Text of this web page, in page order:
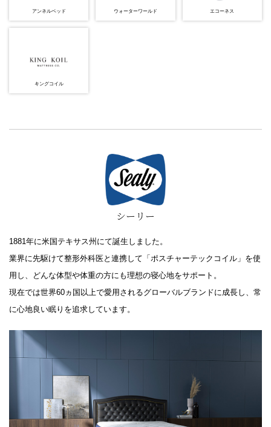
アンネルベッド ウォーターワールド エコーネス
キングコイル
シーリー
1881年に米国テキサス州にて誕生しました。
業界に先駆けて整形外科医と連携して「ポスチャーテックコイル」を使
用し、どんな体型や体重の方にも理想の寝心地をサポート。
現在では世界60ヵ国以上で愛用されるグローバルブランドに成長し、常
に心地良い眠りを追求しています。